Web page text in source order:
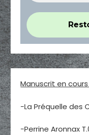
Manuscrit en cours
-La Préquelle des
-Perrine Aronnax